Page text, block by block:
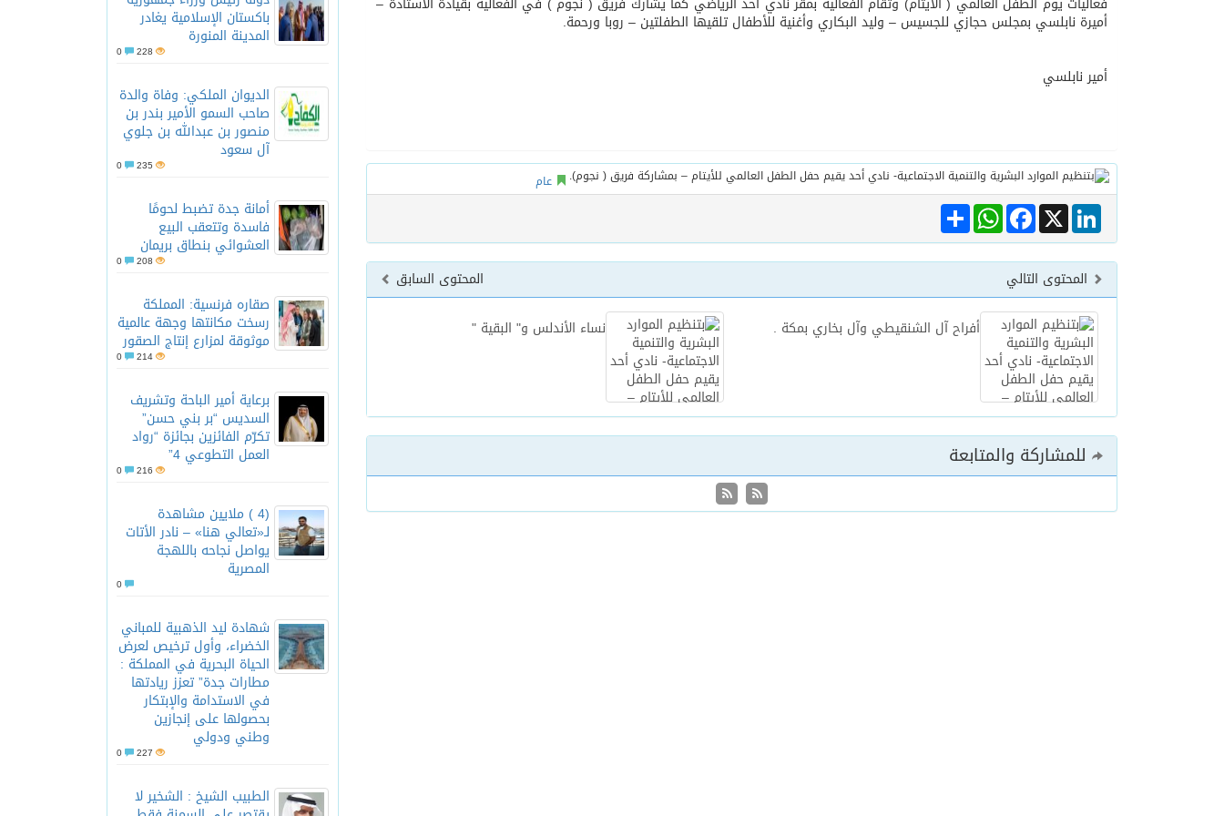
باكستان الإسلامية يغادر
المدينة المنورة
228
الديوان الملكي: وفاة والدة
صاحب السمو الأمير بندر بن
منصور بن عبدالله بن جلوي
آل سعود
235
أمانة جدة تضبط لحومًا
فاسدة وتتعقب البيع
العشوائي بنطاق بريمان
208
صقاره فرنسية: المملكة
رسخت مكانتها وجهة عالمية
موثوقة لمزارع إنتاج الصقور
214
برعاية أمير الباحة وتشريف
السديس “بر بني حسن”
تكرّم الفائزين بجائزة “رواد
العمل التطوعي 4”
216
(4 ) ملايين مشاهدة
لـ«تعالي هنا» – نادر الأتات
يواصل نجاحه باللهجة
المصرية
شهادة ليد الذهبية للمباني
الخضراء، وأول ترخيص لعرض
الحياة البحرية في المملكة :
مطارات جدة” تعزز ريادتها
في الاستدامة والإبتكار
بحصولها على إنجازين
وطني ودولي
227
الطبيب الشيخ : الشخير لا
أميرة نابلسي بمجلس حجازي للجسيس – وليد البكاري وأغنية للأطفال تلقيها الطفلتين – روبا ورحمة.
أمير نابلسي
عام
Share
WhatsAppFacebook X
LinkedIn
المحتوى السابق
المحتوى التالي
نساء الأندلس و" البقية "
أفراح آل الشنقيطي وآل بخاري بمكة .
للمشاركة والمتابعة